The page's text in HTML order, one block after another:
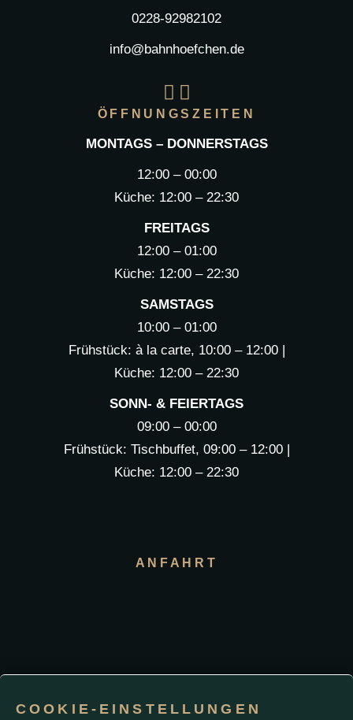
0228-92982102
info@bahnhoefchen.de
ÖFFNUNGSZEITEN
MONTAGS – DONNERSTAGS
12:00 – 00:00
Küche: 12:00 – 22:30
FREITAGS
12:00 – 01:00
Küche: 12:00 – 22:30
SAMSTAGS
10:00 – 01:00
Frühstück: à la carte, 10:00 – 12:00 |
Küche: 12:00 – 22:30
SONN- & FEIERTAGS
09:00 – 00:00
Frühstück: Tischbuffet, 09:00 – 12:00 |
Küche: 12:00 – 22:30
ANFAHRT
COOKIE-EINSTELLUNGEN